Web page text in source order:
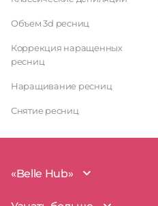
Объем 3d ресниц
Коррекция наращенных
ресниц
Наращивание ресниц
Снятие ресниц
«Belle Hub»